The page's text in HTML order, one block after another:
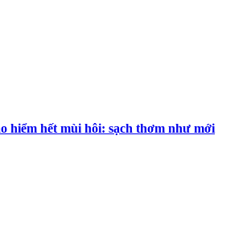
hiểm hết mùi hôi: sạch thơm như mới